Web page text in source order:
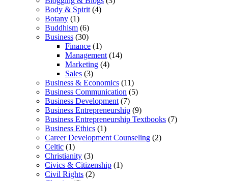
Body & Spirit (4)
Botany (1)
Buddhism (6)
Business (30)
Finance (1)
Management (14)
Marketing (4)
Sales (3)
Business & Economics (11)
Business Communication (5)
Business Development (7)
Business Entrepreneurship (9)
Business Entrepreneurship Textbooks (7)
Business Ethics (1)
Career Development Counseling (2)
Celtic (1)
Christianity (3)
Civics & Citizenship (1)
Civil Rights (2)